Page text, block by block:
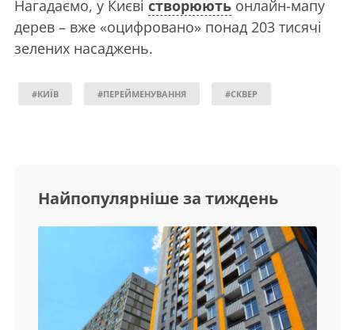
Нагадаємо, у Києві створюють онлайн-мапу
дерев – вже «оцифровано» понад 203 тисячі
зелених насаджень.
#КИЇВ #ПЕРЕЙМЕНУВАННЯ #СКВЕР
Найпопулярніше за тиждень